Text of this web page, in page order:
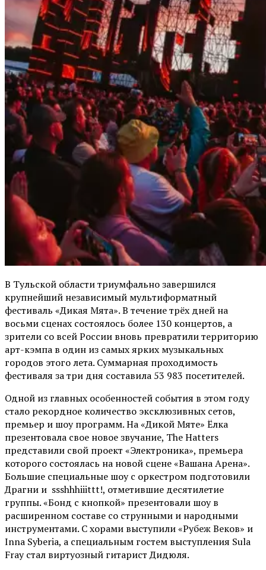
В Тульской области триумфально завершился
крупнейший независимый мультиформатный
фестиваль «Дикая Мята». В течение трёх дней на
восьми сценах состоялось более 130 концертов, а
зрители со всей России вновь превратили территорию
арт-кэмпа в один из самых ярких музыкальных
городов этого лета. Суммарная проходимость
фестиваля за три дня составила 53 983 посетителей.
Одной из главных особенностей события в этом году
стало рекордное количество эксклюзивных сетов,
премьер и шоу программ. На «Дикой Мяте» Ёлка
презентовала свое новое звучание, The Hatters
представили свой проект «Электроника», премьера
которого состоялась на новой сцене «Вашана Арена».
Большие специальные шоу с оркестром подготовили
Драгни и ssshhhiiittt!, отметившие десятилетие
группы. «Бонд с кнопкой» презентовали шоу в
расширенном составе со струнными и народными
инструментами. С хорами выступили «Рубеж Веков» и
Inna Syberia, а специальным гостем выступления Sula
Fray стал виртуозный гитарист Дидюля.